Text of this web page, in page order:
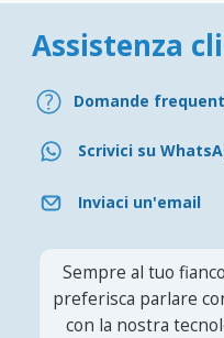
Assistenza
Domande
Scrivici su
Inviaci un'email
Sempre al tuo
preferisca parlare
con la nostra